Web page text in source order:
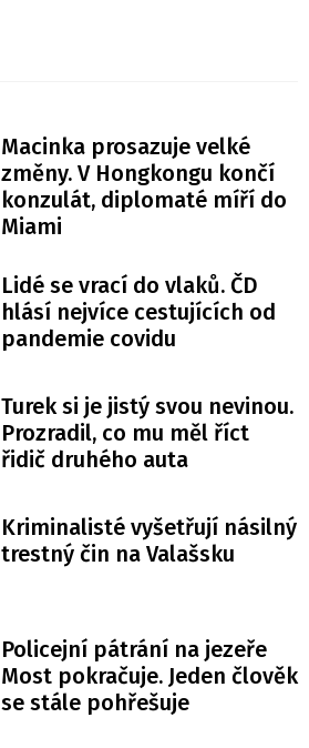
Macinka prosazuje velké
změny. V Hongkongu končí
konzulát, diplomaté míří do
Miami
Lidé se vrací do vlaků. ČD
hlásí nejvíce cestujících od
pandemie covidu
Turek si je jistý svou nevinou.
Prozradil, co mu měl říct
řidič druhého auta
Kriminalisté vyšetřují násilný
trestný čin na Valašsku
Policejní pátrání na jezeře
Most pokračuje. Jeden člověk
se stále pohřešuje